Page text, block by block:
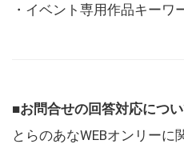
・イベント専用作品キーワ
■お問合せの回答対応につ
とらのあなWEBオンリー